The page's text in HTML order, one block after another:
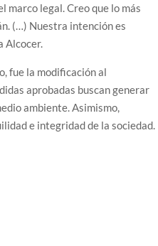
marco legal. Creo que lo más
(…) Nuestra intención es
Alcocer.
fue la modificación al
aprobadas buscan generar
ambiente. Asimismo,
e integridad de la sociedad.